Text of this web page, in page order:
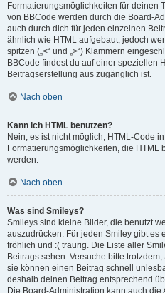
Formatierungsmöglichkeiten für deinen
von BBCode werden durch die Board-
auch durch dich für jeden einzelnen
ähnlich wie HTML aufgebaut, jedoch
spitzen („<“ und „>“) Klammern
BBCode findest du auf einer speziellen
Beitragserstellung aus zugänglich ist.
Nach oben
Kann ich HTML benutzen?
Nein, es ist nicht möglich, HTML-Code
Formatierungsmöglichkeiten, die HTML
werden.
Nach oben
Was sind Smileys?
Smileys sind kleine Bilder, die benutzt
auszudrücken. Für jeden Smiley gibt es
fröhlich und :( traurig. Die Liste aller
Beitrags sehen. Versuche bitte
sie können einen Beitrag schnell
deshalb deinen Beitrag entsprechend
Die Board-Administration kann auch